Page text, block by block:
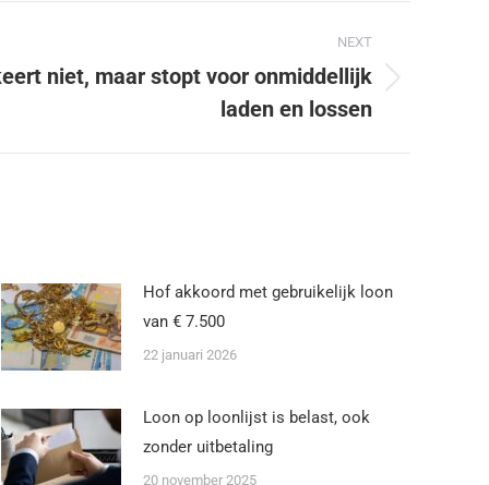
NEXT
niet, maar stopt voor onmiddellijk
laden en lossen
Hof akkoord met gebruikelijk loon
van € 7.500
22 januari 2026
Loon op loonlijst is belast, ook
zonder uitbetaling
20 november 2025